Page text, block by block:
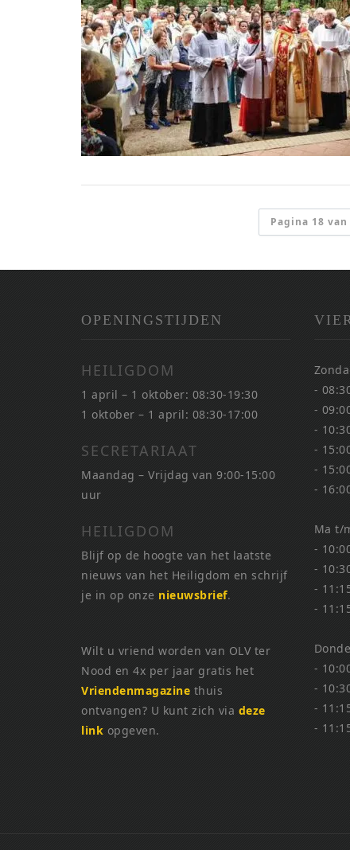
Pagina 18 van
OPENINGSTIJDEN
HEILIGDOM
1 april – 1 oktober: 08:30-19:30
1 oktober – 1 april: 08:30-17:00
SECRETARIAAT
Maandag – Vrijdag van 9:00-15:00
uur
HEILIGDOM
Blijf op de hoogte van het laatste
nieuws van het Heiligdom en schrijf
je in op onze nieuwsbrief.
Wilt u vriend worden van OLV ter
Nood en 4x per jaar gratis het
Vriendenmagazine thuis
ontvangen? U kunt zich via deze
link opgeven.
-
-
-
-
-
-
Ma t/
-
-
-
-
-
-
-
-